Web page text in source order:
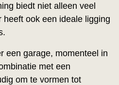
biedt niet alleen veel
heeft ook een ideale ligging
een garage, momenteel in
met een
om te vormen tot